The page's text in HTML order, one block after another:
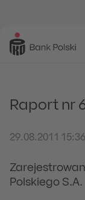
Raport nr
29.08.2011 15:36
Polskiego S.A.